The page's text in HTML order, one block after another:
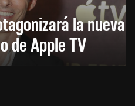
la nueva
de Apple TV